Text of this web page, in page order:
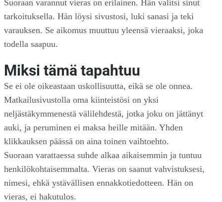
Suoraan varannut vieras on erilainen. Hän valitsi sinut
tarkoituksella. Hän löysi sivustosi, luki sanasi ja teki
varauksen. Se aikomus muuttuu yleensä vieraaksi, joka
todella saapuu.
Miksi tämä tapahtuu
Se ei ole oikeastaan uskollisuutta, eikä se ole onnea.
Matkailusivustolla oma kiinteistösi on yksi
neljästäkymmenestä välilehdestä, jotka joku on jättänyt
auki, ja peruminen ei maksa heille mitään. Yhden
klikkauksen päässä on aina toinen vaihtoehto.
Suoraan varattaessa suhde alkaa aikaisemmin ja tuntuu
henkilökohtaisemmalta. Vieras on saanut vahvistuksesi,
nimesi, ehkä ystävällisen ennakkotiedotteen. Hän on
vieras, ei hakutulos.